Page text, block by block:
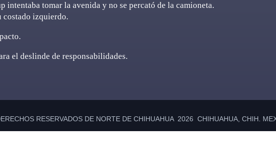
tomar la avenida y no se percató de la camioneta.
costado izquierdo.
el deslinde de responsabilidades.
RESERVADOS DE NORTE DE CHIHUAHUA 2026 CHIHUAHUA, CHIH.